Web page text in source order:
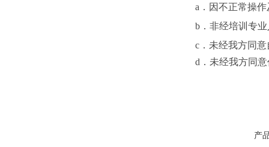
a ．因不正常操
b ．非经培训专
c ．未经我方同
d ．未经我方同
产